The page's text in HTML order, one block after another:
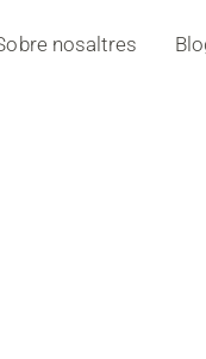
nosaltres